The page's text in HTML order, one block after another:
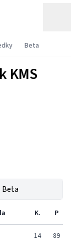
Beta
KMS
Beta
K. P
14 89